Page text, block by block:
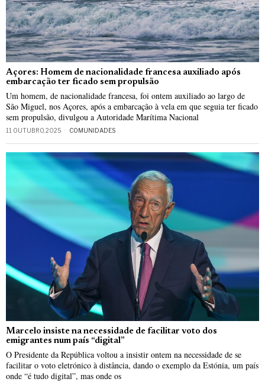
Açores: Homem de nacionalidade francesa auxiliado após
embarcação ter ficado sem propulsão
Um homem, de nacionalidade francesa, foi ontem auxiliado ao largo de
São Miguel, nos Açores, após a embarcação à vela em que seguia ter ficado
sem propulsão, divulgou a Autoridade Marítima Nacional
11 OUTUBRO, 2025 COMUNIDADES
Marcelo insiste na necessidade de facilitar voto dos
emigrantes num país “digital”
O Presidente da República voltou a insistir ontem na necessidade de se
facilitar o voto eletrónico à distância, dando o exemplo da Estónia, um país
onde “é tudo digital”, mas onde os